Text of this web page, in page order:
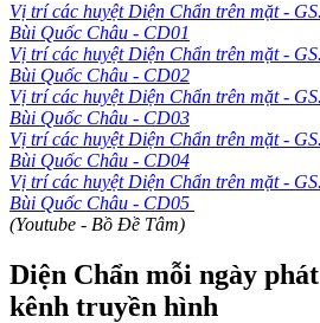
Vị trí các huyệt Diện Chẩn trên mặt -
Bùi Quốc Châu - CD01
Vị trí các huyệt Diện Chẩn trên mặt -
Bùi Quốc Châu - CD02
Vị trí các huyệt Diện Chẩn trên mặt -
Bùi Quốc Châu - CD03
Vị trí các huyệt Diện Chẩn trên mặt -
Bùi Quốc Châu - CD04
Vị trí các huyệt Diện Chẩn trên mặt -
Bùi Quốc Châu - CD05
(Youtube - Bồ Đề Tâm)
Diện Chẩn mỗi ngày
kênh truyền hình